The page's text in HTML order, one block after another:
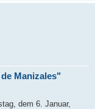
Manizales"
dem 6. Januar,